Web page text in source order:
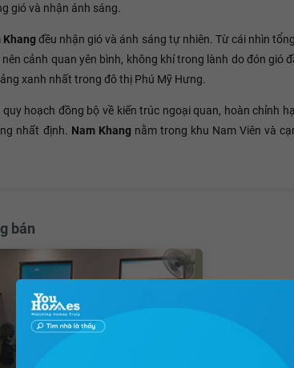
gió và nhận ánh sáng.
Khang đều nhận gió và ánh sáng tự nhiên. Từ cái nhìn
cảnh quan yên bình, không khí trong lành do đón gió
xanh nhất trong đô thị Phú Mỹ Hưng.
quy hoạch đồng bộ về kiến trúc ngoại quan, hoàn chỉnh
nhất định. Nam Khang nằm trong khu Nam Viên và
bán